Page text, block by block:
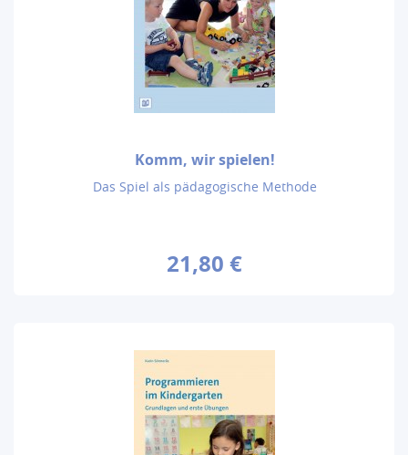
Komm, wir spielen!
Das Spiel als pädagogische Methode
21,80 €